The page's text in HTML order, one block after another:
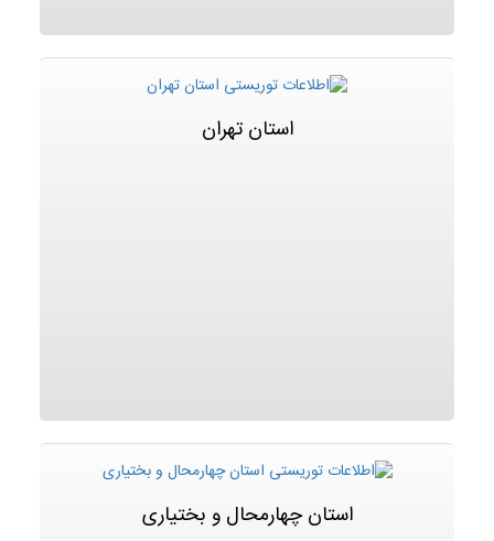
استان تهران
استان چهارمحال و بختیاری